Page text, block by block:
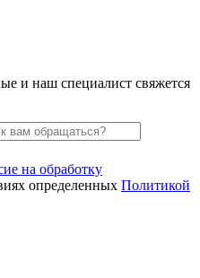
и наш специалист свяжется
на обработку
определенных Политикой